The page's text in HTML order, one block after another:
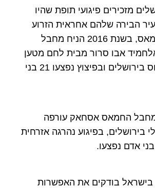
מזכירים פיגועי תופת שהיו
הבירה שלהם אחראית הזרוע
הצבאית של חמאס, בשנת 2016 הניח מחבל
אבו סרור מבית לחם מטען
חבלה באוטובוס בירושלים ובפיצוץ נפצעו 21 בני
פוצץ מחבל החמאס אסחאק עורפה
בירושלים, בפיגוע נהרגה אזרחית
בישראל בודקים את האפשרות